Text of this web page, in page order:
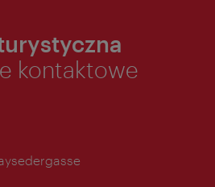
kontaktowe